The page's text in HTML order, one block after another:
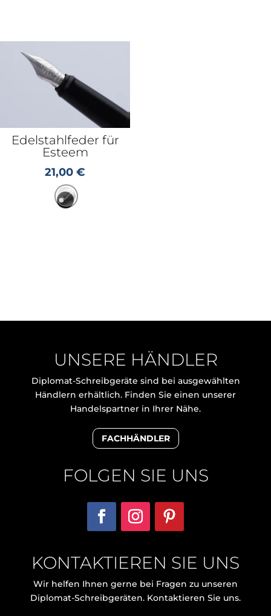
Edelstahlfeder für
Esteem
21,00€
UNSERE HÄNDLER
Diplomat-Schreibgeräte sind bei ausgewählten
Händlern erhältlich. Finden Sie einen unserer
Handelspartner in Ihrer Nähe.
FACHHÄNDLER
FOLGEN SIE UNS
KONTAKTIEREN SIE UNS
Wir helfen Ihnen gerne bei Fragen zu unseren
Diplomat-Schreibgeräten. Kontaktieren Sie uns.